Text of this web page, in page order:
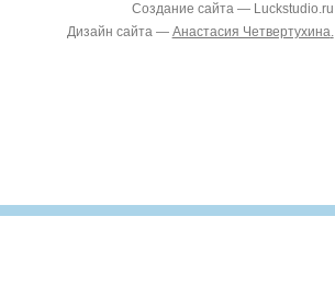
Создание сайта — Luckstudio.ru
Дизайн сайта — Анастасия Четвертухина.